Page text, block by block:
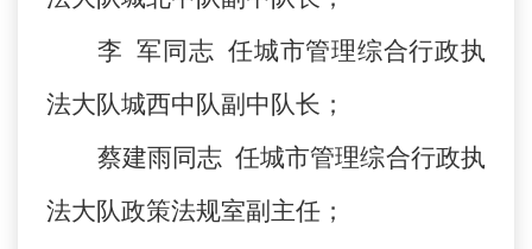
李 军同志 任城市管理综合行政执
法大队城西中队副中队长；
蔡建雨同志 任城市管理综合行政执
法大队政策法规室副主任；